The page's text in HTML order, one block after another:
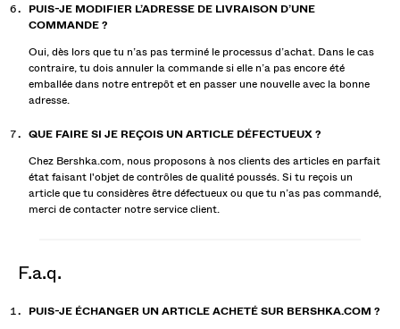
PUIS-JE MODIFIER L’ADRESSE DE LIVRAISON D’UNE
COMMANDE ?
Oui, dès lors que tu n’as pas terminé le processus d’achat. Dans le cas
contraire, tu dois annuler la commande si elle n’a pas encore été
emballée dans notre entrepôt et en passer une nouvelle avec la bonne
adresse.
QUE FAIRE SI JE REÇOIS UN ARTICLE DÉFECTUEUX ?
Chez Bershka.com, nous proposons à nos clients des articles en parfait
état faisant l'objet de contrôles de qualité poussés. Si tu reçois un
article que tu considères être défectueux ou que tu n’as pas commandé,
merci de contacter notre service client.
f.a.q.
PUIS-JE ÉCHANGER UN ARTICLE ACHETÉ SUR BERSHKA.COM ?